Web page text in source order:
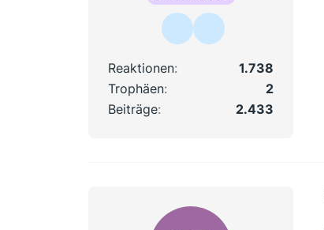
Reaktionen
1.738
Trophäen
2
Beiträge
2.433